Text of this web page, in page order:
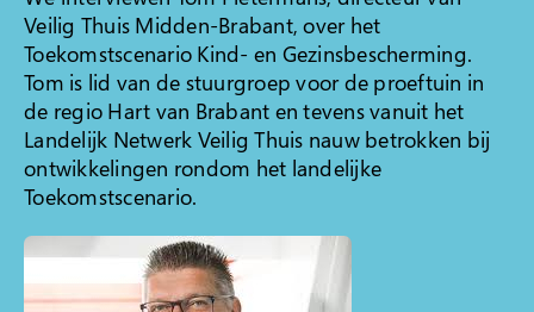
Klacht indienen
Over Veilig Thuis
Wat is Veilig Thuis
Wat is geweld in
afhankelijkheidsrelaties?
Veelgestelde vragen
Ervaringsverhalen
Veilig Thuis Midden-Brabant, over het
Toekomstscenario Kind- en Gezinsbescherming.
Tom is lid van de stuurgroep voor de proeftuin in
de regio Hart van Brabant en tevens vanuit het
Landelijk Netwerk Veilig Thuis nauw betrokken bij
ontwikkelingen rondom het landelijke
Toekomstscenario.